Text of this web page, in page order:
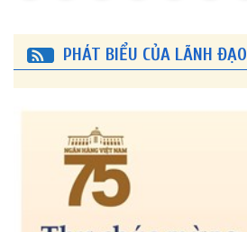
PHÁT BIỂU CỦA LÃNH ĐẠO